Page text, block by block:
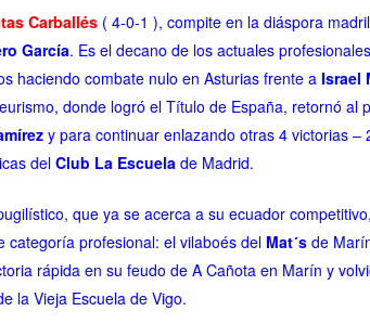
Carballés ( 4-0-1 ), compite en la diáspora
García. Es el decano de los actuales
haciendo combate nulo en Asturias frente a Israel
donde logró el Título de España, retornó al
y para continuar enlazando otras 4 victorias –
del Club La Escuelade Madrid.
que ya se acerca a su ecuador
categoría profesional: el vilaboés del Mat´sde
rápida en su feudo de A Cañota en Marín y
la Vieja Escuela de Vigo.